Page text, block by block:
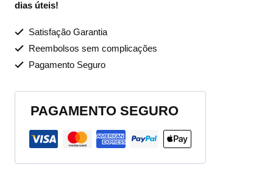
dias úteis!
Satisfação Garantia
Reembolsos sem complicações
Pagamento Seguro
PAGAMENTO SEGURO